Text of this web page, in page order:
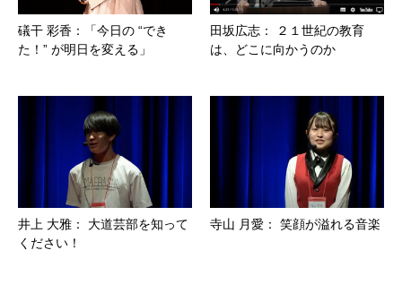
礒干 彩香：「今日の “でき
た！” が明日を変える」
田坂広志： ２１世紀の教育
は、どこに向かうのか
井上 大雅： 大道芸部を知って
ください！
寺山 月愛： 笑顔が溢れる音楽